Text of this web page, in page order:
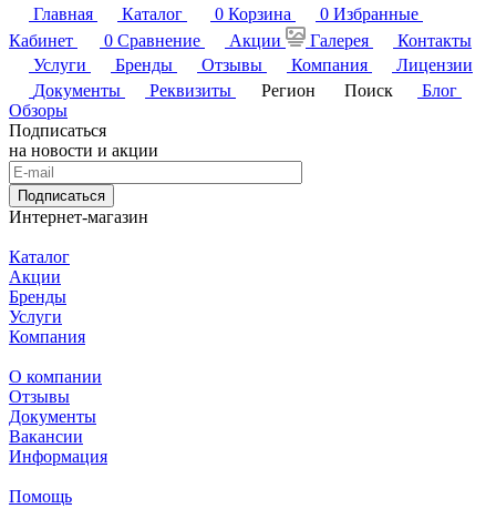
Главная
Каталог 0 Корзина 0 Избранные
Кабинет
0 Сравнение Акции Галерея
Контакты
Услуги
Бренды Отзывы Компания
Лицензии
Документы
Реквизиты Регион Поиск
Блог
Обзоры
Подписаться
на новости и акции
Подписаться
Интернет-магазин
Каталог
Акции
Бренды
Услуги
Компания
О компании
Отзывы
Документы
Вакансии
Информация
Помощь